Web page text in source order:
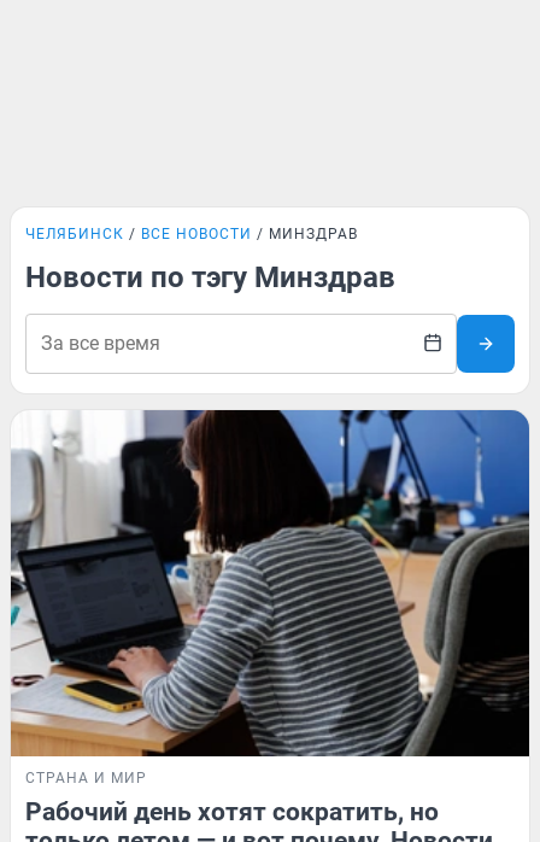
ЧЕЛЯБИНСК ВСЕ НОВОСТИ МИНЗДРАВ
Новости по тэгу Минздрав
СТРАНА И МИР
Рабочий день хотят сократить, но